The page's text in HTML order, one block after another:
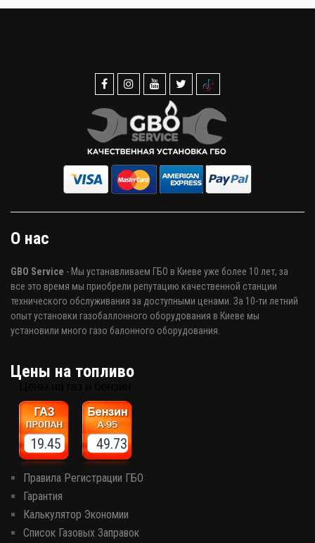
О нас
GBO Service - Мы устанавливаем ГБО в Киеве уже более 10 лет, за
все это время мы приобрели репутацию качественной станции
технического обслуживания за доступными ценами. За 10-ти летний
опыт установки газобаллонного оборудования в Киеве мы
установили много газо балонного оборудования.
Цены на топливо
19.45 49.73
Правила Регистрации ГБО
Гарантия
Калькулятор Экономии
Список Газовых Заправок